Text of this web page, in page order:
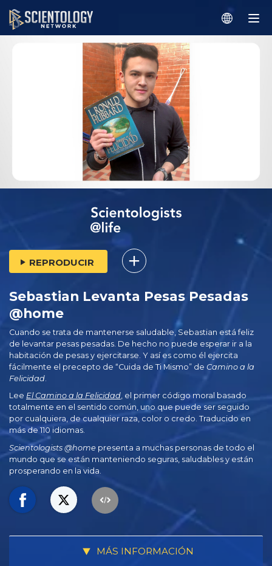
REPRODUCIR
Sebastian Levanta Pesas Pesadas
@home
Cuando se trata de mantenerse saludable, Sebastian está feliz
de levantar pesas pesadas. De hecho no puede esperar ir a la
habitación de pesas y ejercitarse. Y así es como él ejercita
fácilmente el precepto de “Cuida de Ti Mismo” de Camino a la
Felicidad
Lee El Camino a la Felicidad, el primer código moral basado
totalmente en el sentido común, uno que puede ser seguido
por cualquiera, de cualquier raza, color o credo. Traducido en
más de 110 idiomas.
Scientologists @home presenta a muchas personas de todo el
mundo que se están manteniendo seguras, saludables y están
prosperando en la vida.
MÁS INFORMACIÓN